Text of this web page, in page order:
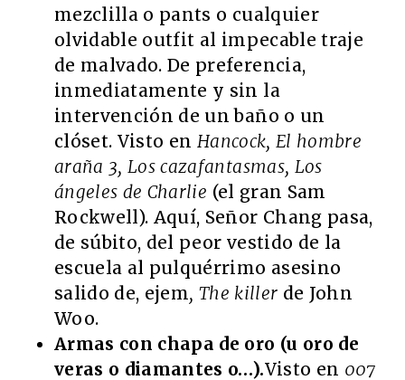
mezclilla o pants o cualquier
olvidable outfit al impecable traje
de malvado. De preferencia,
inmediatamente y sin la
intervención de un baño o un
clóset. Visto en Hancock, El hombre
araña 3, Los cazafantasmas, Los
ángeles de Charlie (el gran Sam
Rockwell). Aquí, Señor Chang pasa,
de súbito, del peor vestido de la
escuela al pulquérrimo asesino
salido de, ejem, The killer de John
Woo.
Armas con chapa de oro (u oro de
veras o diamantes o…).Visto en 007